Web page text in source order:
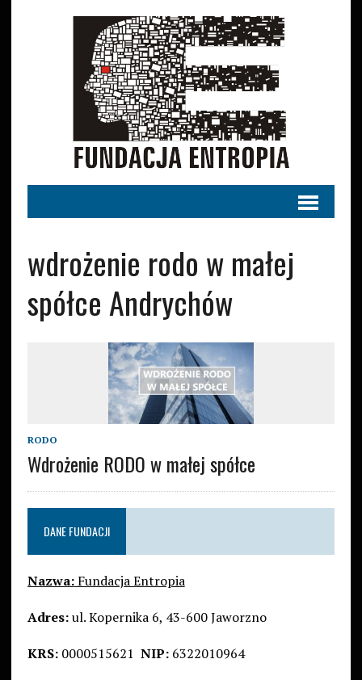
wdrożenie rodo w małej
spółce Andrychów
RODO
Wdrożenie RODO w małej spółce
DANE FUNDACJI
Nazwa:Fundacja Entropia
Adres:ul. Kopernika 6, 43-600 Jaworzno
KRS: 0000515621 NIP: 6322010964